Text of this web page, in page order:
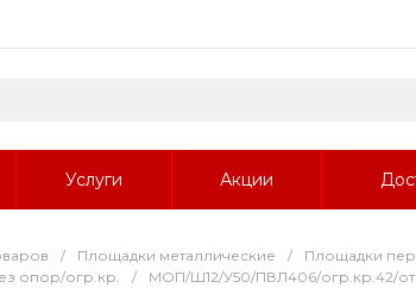
Услуги Акции
/ Площадки металлические / Площадки
опор/огр.кр. / МОП/Ш12/У50/ПВЛ406/огр.кр.42/